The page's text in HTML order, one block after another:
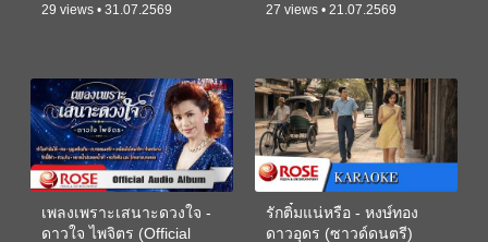
29 views • 31.07.2569 27 views • 21.07.2569
เพลงเพราะเสนาะดวงใจ -
ดาวใจ ไพจิตร (Official
รักติ๋มแน่หรือ - หงษ์ทอง
ดาวอุดร (ซาวด์ดนตรี)